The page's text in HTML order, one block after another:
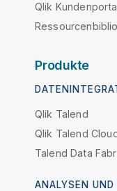
Qlik
Produkte
Qlik Talend
Qlik Talend
Talend Data
ANALYSEN UND